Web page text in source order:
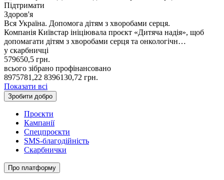
Підтримати
Здоров'я
Вся Україна. Допомога дітям з хворобами серця.
Компанія Київстар ініціювала проєкт «Дитяча надія», щоб
допомагати дітям з хворобами серця та онкологічн…
у скарбничці
579650,5 грн.
всього зібрано профінансовано
8975781,22 8396130,72 грн.
Показати всі
Зробити добро
Проєкти
Кампанії
Спецпроєкти
SMS-благодійність
Скарбнички
Про платформу